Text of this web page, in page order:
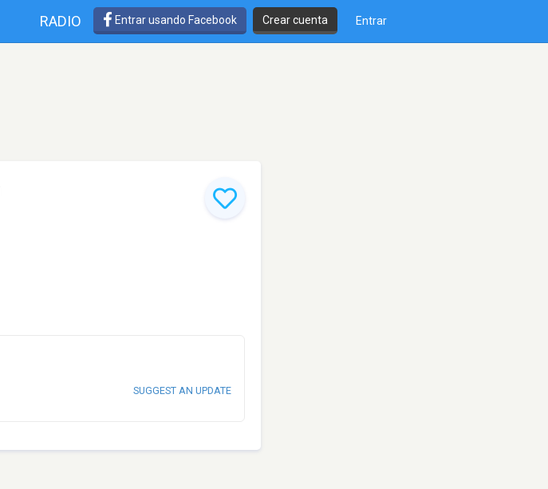
RADIO Entrar usando Facebook Crear cuenta Entrar
SUGGEST AN UPDATE